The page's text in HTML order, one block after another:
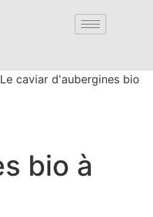
caviar d'aubergines bio
bio à